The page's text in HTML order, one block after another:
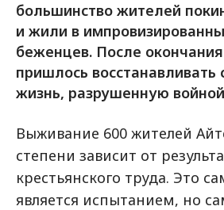
большинство жителей
и жили в
беженцев. После
пришлось
жизнь, разрушенную
Выживание 600 жителей
степени зависит от
крестьянского труда. Это
является испытанием, но